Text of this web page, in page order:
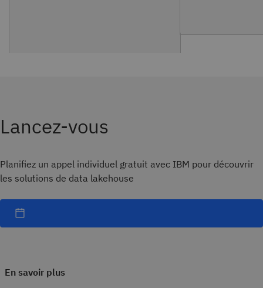
Lancez-vous
Planifiez un appel individuel gratuit avec IBM pour découvrir
les solutions de data lakehouse
En savoir plus